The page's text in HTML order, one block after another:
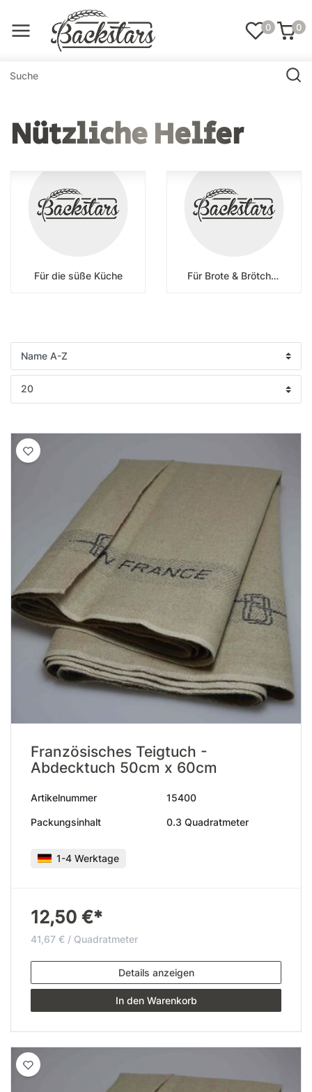
0 0
Nützliche Helfer
Für die süße Küche Für Brote & Brötchen
Französisches Teigtuch -
Abdecktuch 50cm x 60cm
Artikelnummer 15400
Packungsinhalt 0.3 Quadratmeter
1-4 Werktage
12,50 €*
41,67 € / Quadratmeter
Details anzeigen
In den Warenkorb